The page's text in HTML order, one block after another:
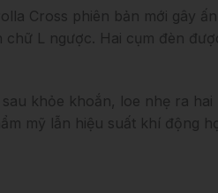
Cross phiên bản mới gây
chữ L ngược. Hai cụm đèn
khỏe khoắn, loe nhẹ ra
mỹ lẫn hiệu suất khí động